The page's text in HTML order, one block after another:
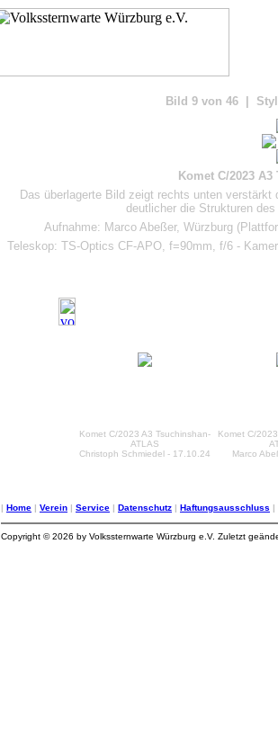
Bild 9 von 46 |
Komet C/2023
Das überlagerte Bild zeigt rechts unten
deutlicher die Strukturen
Aufnahme: Marco Abeßer, Würzburg
Teleskop: TS-Optics CF-APO, f=90mm, f/6 -
Komet C/2023 A3 Tsuchinshan-
ATLAS
Christoph Schmiedel - 17.10.24
Komet C/
Marco
| Home | Verein | Service | Datenschutz | Haftungsausschluss |
Copyright © 2026 by Volkssternwarte Würzburg e.V. Zuletzt